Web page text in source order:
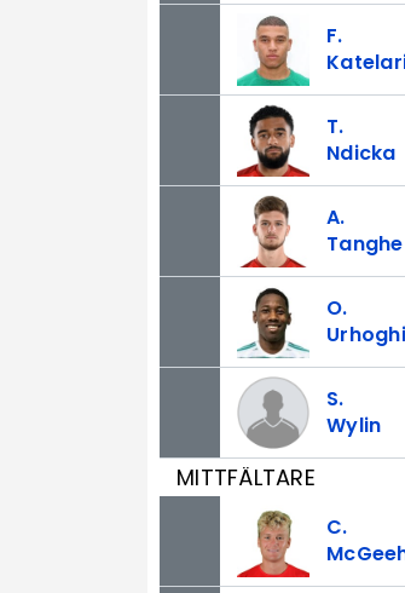
F.
T.
Ndicka
A.
Tanghe
O.
S.
Wylin
MITTFÄLTARE
C.